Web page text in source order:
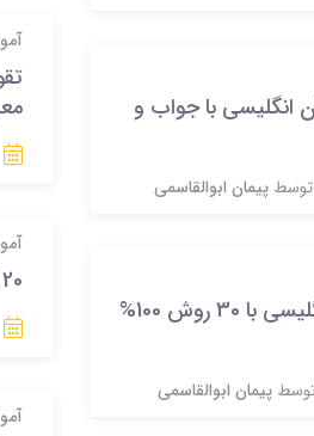
انگلیسی با جواب و
توسط پیمان ابوالقاسمی
20 کتاب آموزش و یادگیری مکالمه زبان انگلیسی 2025
یادگیری و تقویت لغات زبان انگلیسی با 30 روش 100%
پیمان ابوالقاسمی